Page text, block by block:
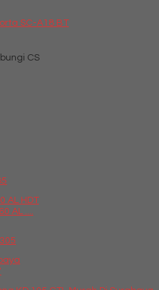
SC-A18 BT
CS
AL ....